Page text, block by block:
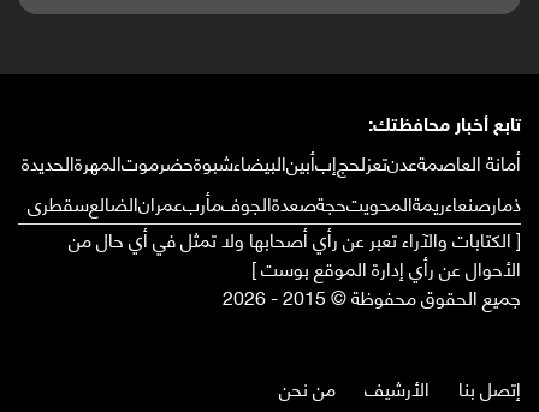
تابع أخبار محافظتك:
أمانة العاصمةعدنتعزلحجإبأبينالبيضاءشبوةحضرموتالمهرةالحديدة
ذمارصنعاءريمةالمحويتحجةصعدةالجوفمأربعمرانالضالعسقطرى
[ الكتابات والآراء تعبر عن رأي أصحابها ولا تمثل في أي حال من
الأحوال عن رأي إدارة الموقع بوست ]
جميع الحقوق محفوظة © 2015 - 2026
إتصل بنا الأرشيف من نحن